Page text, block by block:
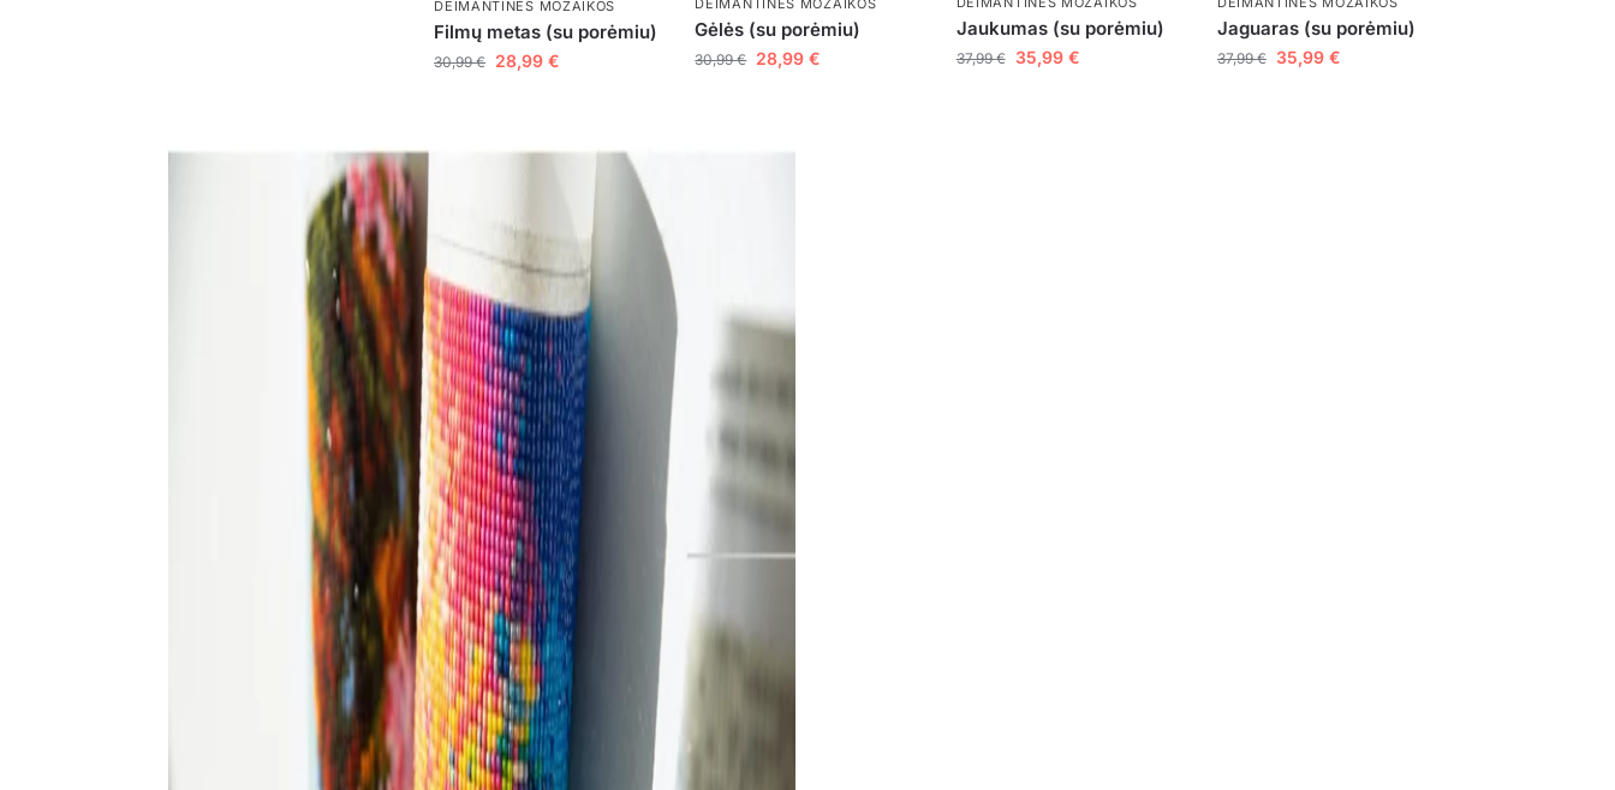
DEIMANTINĖS MOZAIKOS
Filmų metas (su porėmiu)
30,99€ 28,99€
DEIMANTINĖS MOZAIKOS
Gėlės (su porėmiu)
30,99€ 28,99€
Jaukumas (su porėmiu)
37,99€ 35,99 €
Jaguaras (su porėmiu)
37,99€ 35,99 €